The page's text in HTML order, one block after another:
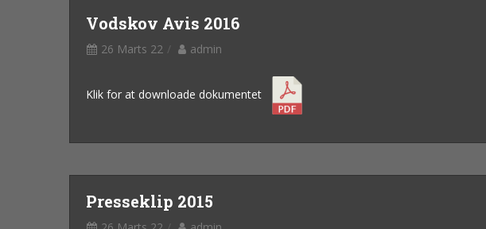
Vodskov Avis 2016
26 Marts 22 admin
Klik for at downloade dokumentet
Presseklip 2015